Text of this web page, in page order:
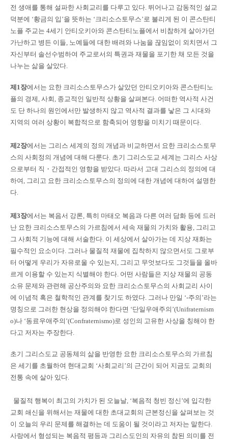
전 생애를 통해 설파한 사회교리를 다루고 있다. 뛰어나고 감동적인 설교
덕분에 ‘황금의 입’을 뜻하는 ‘크리소스토무스’로 불리게 된 이 콘스탄티
노플 주교는 4세기 안티오키아와 콘스탄티노플에서 비참하게 살아가던
가난하고 병든 이들, 노예들에 대한 배려와 나눔을 끊임없이 외치면서 그
자신부터 솔선수범하여 주교로서의 특권과 재물을 포기한 채 모든 것을
나누는 삶을 살았다.
제1장에서는 요한 크리소스토무스가 살았던 안티오키아와 콘스탄티노
플의 경제, 사회, 종교적인 일반적 상황을 살펴본다. 어떠한 역사적 사건
도 단 하나의 원인에서만 발생하지 않고 역사적 결과를 낳은 그 시대와
지역의 여러 상황이 복합적으로 함축되어 영향을 미치기 때문이다.
제2장에서는 그리스 세계의 정의 개념과 비교하면서 요한 크리소스토무
스의 사회정의 개념에 대해 다룬다. 초기 그리스도교 세계는 그리스 사상
으로부터 직・간접적인 영향을 받았다. 따라서 고대 그리스의 정의에 대
하여, 그리고 요한 크리소스토무스의 정의에 대한 개념에 대하여 설명한
다.
제3장에서는 복음서 강론, 특히 마태오 복음과 다른 여러 담화 등에 드러
난 요한 크리소스토무스의 가르침에서 세속 재물의 가치와 활용, 그리고
그 사회적 기능에 대해 서술한다. 이 세상에서 살아가는 데 지상 재화는
필수적인 요소이다. 그러나 물질적 재물에 집착하지 않으면서도 그로부
터 어떻게 우리가 자유로울 수 있는지, 그리고 무엇보다도 그것들을 올바
르게 이용할 수 있는지 식별해야 한다. 어떤 사람들은 지상 재물의 공동
소유 문제와 관련해 공산주의와 요한 크리소스토무스의 사회교리 사이
에 이념적 혹은 철학적인 관계를 찾기도 하였다. 그러나 만일 ‘-주의’라는
명칭으로 그러한 현상을 정의해야 한다면 ‘단일우애주의’(Unifraternism
o)나 ‘동료우애주의’(Confraternismo)로 성인의 고유한 사상을 칭해야 한
다고 저자는 주장한다.
초기 그리스도교 공동체의 삶을 반영한 요한 크리소스토무스의 가르침
은 세기를 초월하여 현대교회 ‘사회교리’의 근간이 되어 지금도 교회의
전통 속에 살아 있다.
물질적 행복이 최고의 가치가 된 오늘날, ‘복음적 청빈 정신’에 입각한
교회 쇄신을 위해서는 재물에 대한 초대교회의 근본정신을 살펴보는 것
이 오늘의 우리 문제를 해결하는 데 도움이 될 것이라고 저자는 말한다.
사랑에서 형성되는 복음적 평등과 그리스도인의 자유의 참된 의미를 전